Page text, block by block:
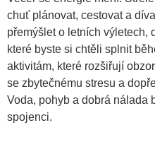
chuť plánovat, cestovat a
přemýšlet o letních výletech,
které byste si chtěli splnit
aktivitám, které rozšiřují
se zbytečnému stresu a
Voda, pohyb a dobrá nálada
spojenci.